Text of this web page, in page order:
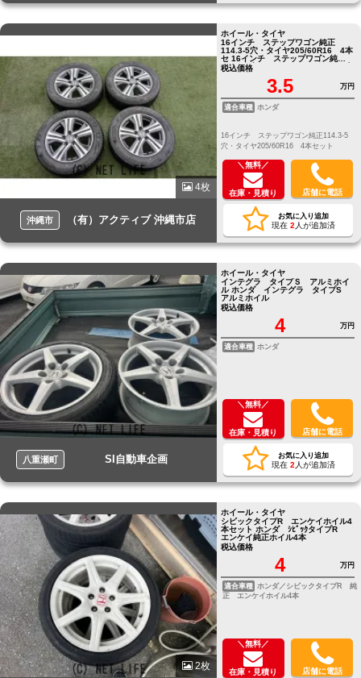
4枚
沖縄市 （有）アクティブ 沖縄市店
ホイール・タイヤ
16インチ ステップワゴン純正
114.3-5穴・タイヤ205/60R16 4本
セ 16インチ ステップワゴン純正
114.3-5穴・タイヤ205/60R16 4本
セット
税込価格
3.5 万円
適合車種 ホンダ
16インチ ステップワゴン純正114.3-5
穴・タイヤ205/60R16 4本セット
＼無料／
在庫・見積り 店舗に電話
お気に入り追加
現在 2 人が追加済
八重瀬町 SI自動車企画
ホイール・タイヤ
インテグラ タイプＳ アルミホイ
ル ホンダ インテグラ タイプS
アルミホイル
税込価格
4 万円
適合車種 ホンダ
＼無料／
在庫・見積り 店舗に電話
お気に入り追加
現在 2 人が追加済
2枚
ホイール・タイヤ
シビックタイプR エンケイホイル4
本セット ホンダ ｼﾋﾞｯｸタイプR
エンケイ純正ホイル4本
税込価格
4 万円
適合車種
ホンダ／シビックタイプR 純
正 エンケイホイル4本
＼無料／
在庫・見積り 店舗に電話